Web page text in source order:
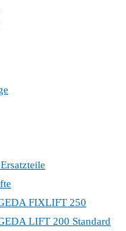
FIXLIFT 250
LIFT 200 Standard